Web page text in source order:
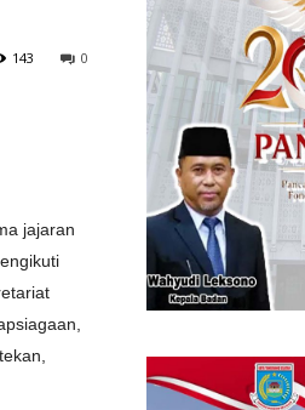
0
143
jajaran